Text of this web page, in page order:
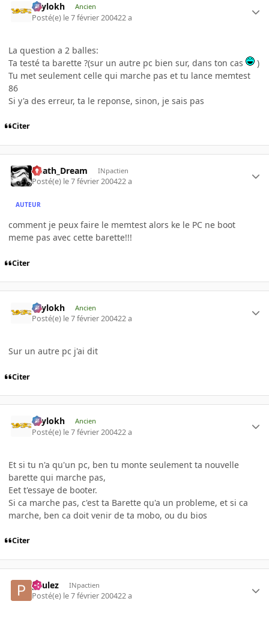
Psylokh Ancien
Posté(e) le 7 février 200422 a
La question a 2 balles:
Ta testé ta barette ?(sur un autre pc bien sur, dans ton cas
)
Tu met seulement celle qui marche pas et tu lance memtest
86
Si y'a des erreur, ta le reponse, sinon, je sais pas
Citer
Death_Dream INpactien
Posté(e) le 7 février 200422 a
AUTEUR
comment je peux faire le memtest alors ke le PC ne boot
meme pas avec cette barette!!!
Citer
Psylokh Ancien
Posté(e) le 7 février 200422 a
Sur un autre pc j'ai dit
Citer
Psylokh Ancien
Posté(e) le 7 février 200422 a
Et si tu n'a qu'un pc, ben tu monte seulement ta nouvelle
barette qui marche pas,
Eet t'essaye de booter.
Si ca marche pas, c'est ta Barette qu'a un probleme, et si ca
marche, ben ca doit venir de ta mobo, ou du bios
Citer
paulez INpactien
Posté(e) le 7 février 200422 a